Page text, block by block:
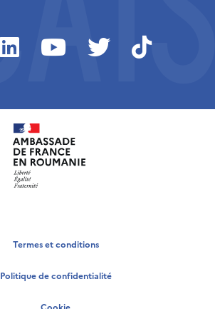
Termes et conditions
Politique de confidentialité
Cookie